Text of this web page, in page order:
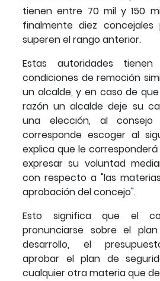
tienen entre 70 mil y 150
finalmente diez
superen el rango anterior.
Estas autoridades
condiciones de remoción
un alcalde, y en caso de
razón un alcalde deje su
una elección, al consejo
corresponde escoger al
explica que le
expresar su voluntad
con respecto a "las
aprobación del concejo".
Esto significa que el
pronunciarse sobre el
desarrollo, el
aprobar el plan de
cualquier otra materia que